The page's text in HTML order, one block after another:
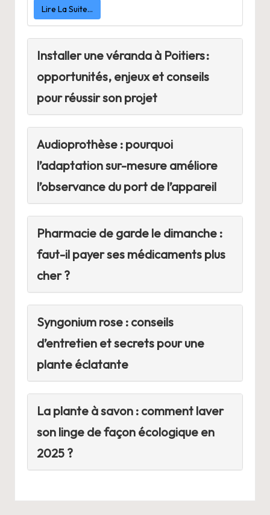
Lire La Suite…
Installer une véranda à Poitiers :
opportunités, enjeux et conseils
pour réussir son projet
Audioprothèse : pourquoi
l’adaptation sur-mesure améliore
l’observance du port de l’appareil
Pharmacie de garde le dimanche :
faut-il payer ses médicaments plus
cher ?
Syngonium rose : conseils
d’entretien et secrets pour une
plante éclatante
La plante à savon : comment laver
son linge de façon écologique en
2025 ?